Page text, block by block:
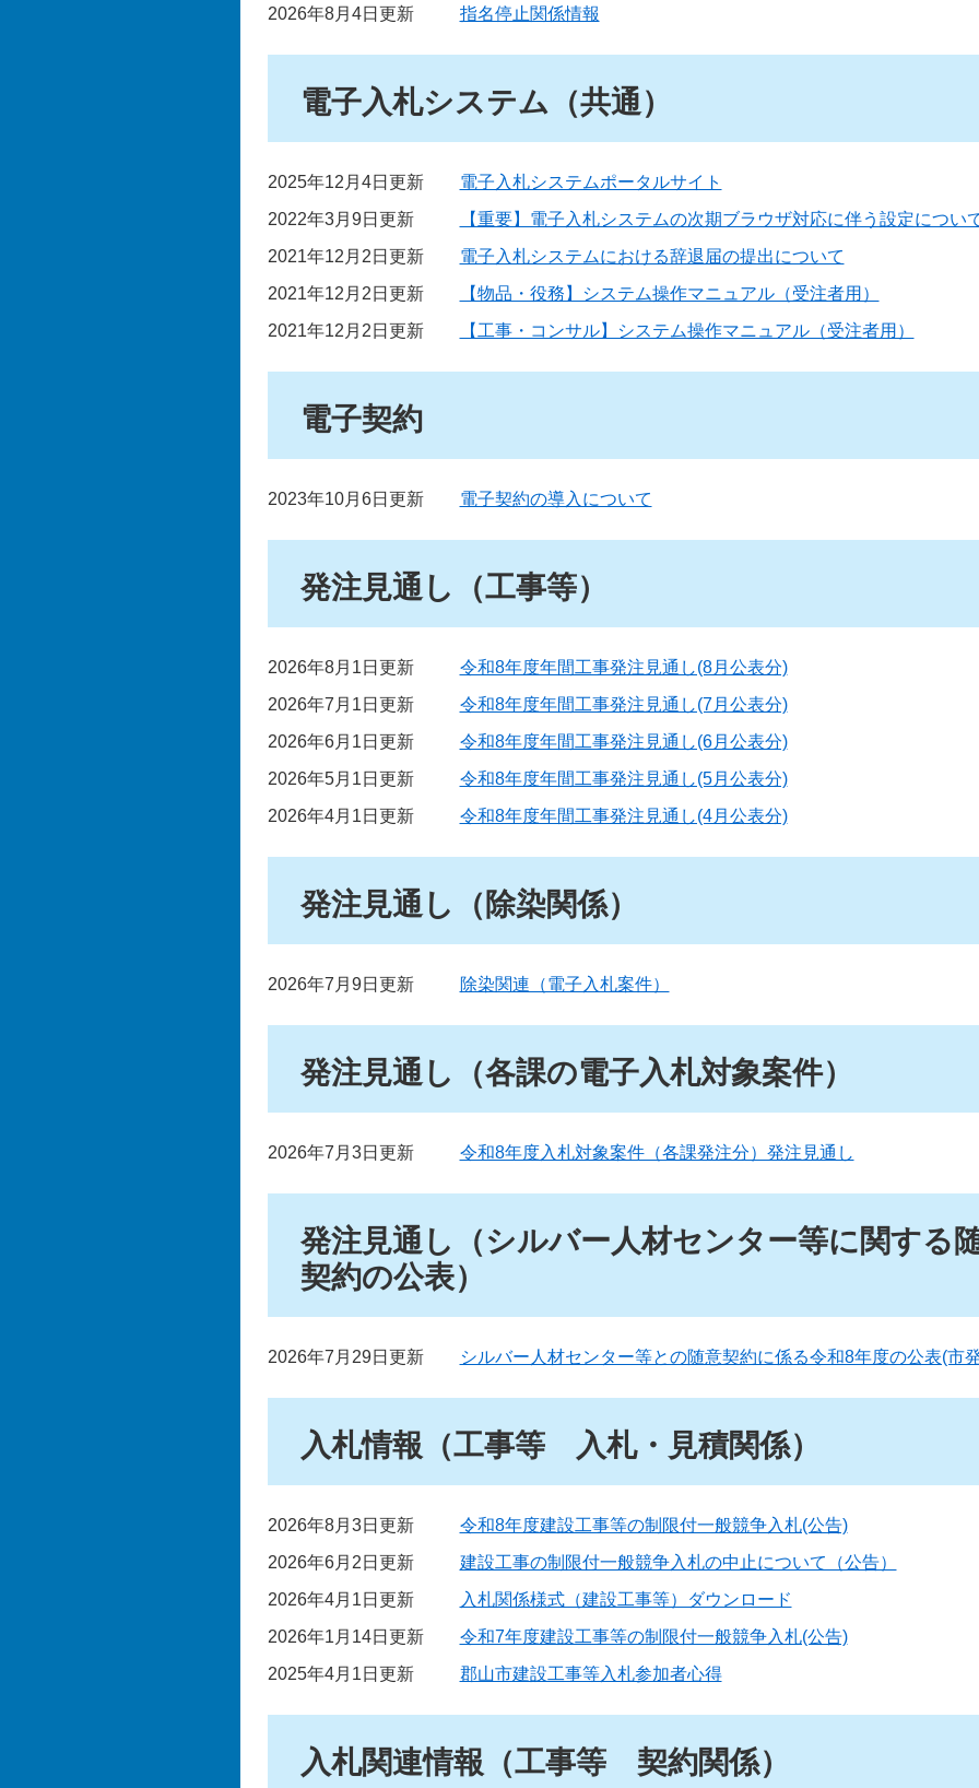
2026年8月4日更新 指名停止関係情報
電子入札システム（共通）
2025年12月4日更新
電子入札システムポータルサイト
2022年3月9日更新
【重要】電子入札システムの次期ブラウザ対応に伴う設定につい
2021年12月2日更新
電子入札システムにおける辞退届の提出について
2021年12月2日更新
【物品・役務】システム操作マニュアル（受注者用）
2021年12月2日更新
【工事・コンサル】システム操作マニュアル（受注者用）
電子契約
2023年10月6日更新 電子契約の導入について
発注見通し（工事等）
2026年8月1日更新
令和8年度年間工事発注見通し(8月公表分)
2026年7月1日更新
令和8年度年間工事発注見通し(7月公表分)
2026年6月1日更新
令和8年度年間工事発注見通し(6月公表分)
2026年5月1日更新
令和8年度年間工事発注見通し(5月公表分)
2026年4月1日更新
令和8年度年間工事発注見通し(4月公表分)
発注見通し（除染関係）
2026年7月9日更新 除染関連（電子入札案件）
発注見通し（各課の電子入札対象案件）
2026年7月3日更新 令和8年度入札対象案件（各課発注分）発注見通し
発注見通し（シルバー人材センター等に関する
契約の公表）
2026年7月29日更新 シルバー人材センター等との随意契約に係る令和8年度の公表(市
入札情報（工事等 入札・見積関係）
2026年8月3日更新
令和8年度建設工事等の制限付一般競争入札(公告)
2026年6月2日更新
建設工事の制限付一般競争入札の中止について（公告）
2026年4月1日更新
入札関係様式（建設工事等）ダウンロード
2026年1月14日更新
令和7年度建設工事等の制限付一般競争入札(公告)
2025年4月1日更新
郡山市建設工事等入札参加者心得
入札関連情報（工事等 契約関係）